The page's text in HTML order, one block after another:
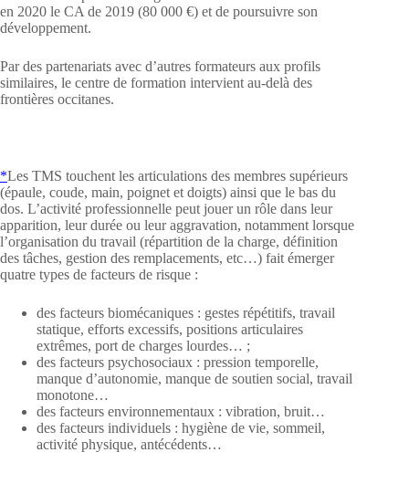
en 2020 le CA de 2019 (80 000 €) et de poursuivre son
développement.
Par des partenariats avec d’autres formateurs aux profils
similaires, le centre de formation intervient au-delà des
frontières occitanes.
*Les TMS touchent les articulations des membres supérieurs
(épaule, coude, main, poignet et doigts) ainsi que le bas du
dos. L’activité professionnelle peut jouer un rôle dans leur
apparition, leur durée ou leur aggravation, notamment lorsque
l’organisation du travail (répartition de la charge, définition
des tâches, gestion des remplacements, etc…) fait émerger
quatre types de facteurs de risque :
des facteurs biomécaniques : gestes répétitifs, travail
statique, efforts excessifs, positions articulaires
extrêmes, port de charges lourdes… ;
des facteurs psychosociaux : pression temporelle,
manque d’autonomie, manque de soutien social, travail
monotone…
des facteurs environnementaux : vibration, bruit…
des facteurs individuels : hygiène de vie, sommeil,
activité physique, antécédents…